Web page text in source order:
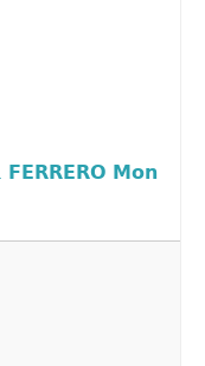
FERRERO Mon